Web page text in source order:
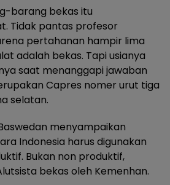
barang bekas itu
Tidak pantas profesor
pertahanan hampir lima
adalah bekas. Tapi usianya
saat menanggapi jawaban
Capres nomer urut tiga
selatan.
menyampaikan
Indonesia harus digunakan
Bukan non produktif,
bekas oleh Kemenhan.